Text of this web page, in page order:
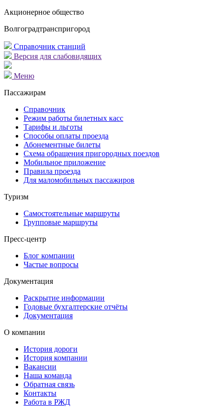
Акционерное общество
Волгоградтранспригород
Справочник станций
Версия для слабовидящих
Меню
Пассажирам
Справочник
Режим работы билетных касс
Тарифы и льготы
Способы оплаты проезда
Абонементные билеты
Схема обращения пригородных поездов
Мобильное приложение
Правила проезда
Для маломобильных пассажиров
Туризм
Самостоятельные маршруты
Групповые маршруты
Пресс-центр
Блог компании
Частые вопросы
Документация
Раскрытие информации
Годовые бухгалтерские отчёты
Документация
О компании
История дороги
История компании
Вакансии
Наша команда
Обратная связь
Контакты
Работа в РЖД